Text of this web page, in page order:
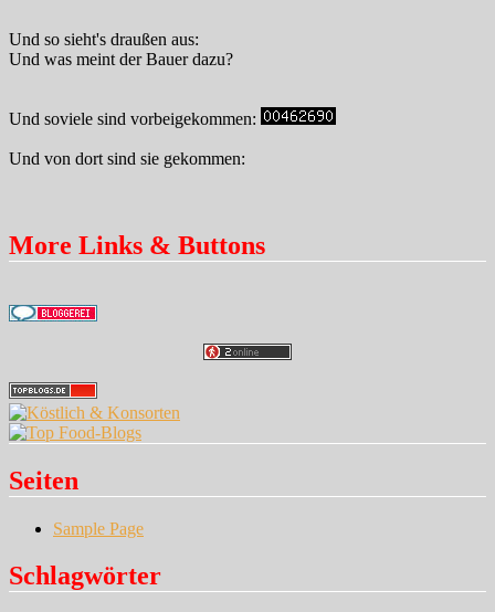
Und so sieht's draußen aus:
Und was meint der Bauer dazu?
Und soviele sind vorbeigekommen:
Und von dort sind sie gekommen:
More Links & Buttons
Seiten
Sample Page
Schlagwörter